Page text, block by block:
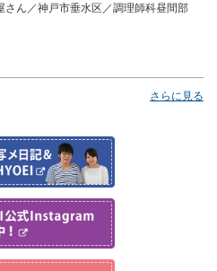
さん／神戸市垂水区／調理師科昼間部
さらに見る